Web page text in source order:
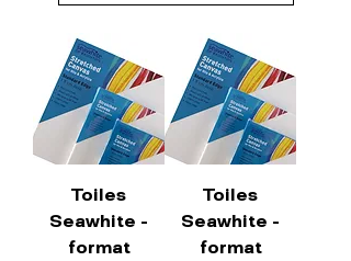
Toiles
Seawhite -
format
Toiles
Seawhite -
format